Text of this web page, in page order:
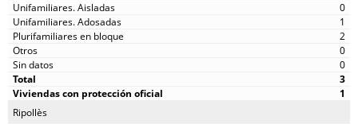
0
1
2
0
0
3
1
Ripollès